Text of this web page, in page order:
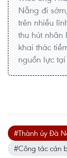
Nẵng đi
trên nhiều
thu hút nhân
khai thác
nguồn lực tại
#Thành ủy Đà
#Công tác cán